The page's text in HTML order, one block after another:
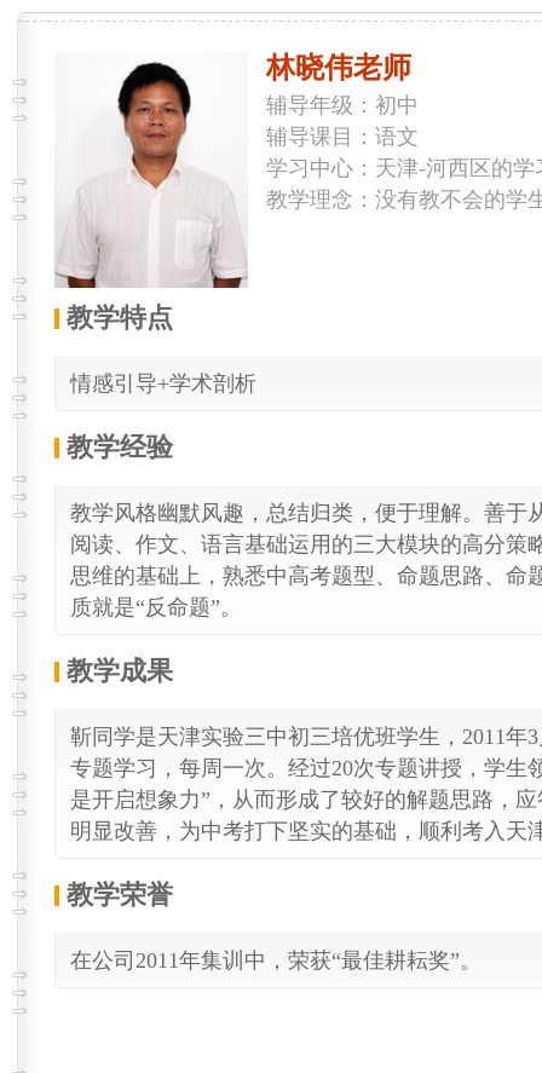
林晓伟老师
辅导年级：初中
辅导课目：语文
学习中心：天津-河西区的学
教学理念：没有教不会的学
教学特点
情感引导+学术剖析
教学经验
教学风格幽默风趣，总结归类，便于理解。善于
阅读、作文、语言基础运用的三大模块的高分策
思维的基础上，熟悉中高考题型、命题思路、命
质就是“反命题”。
教学成果
靳同学是天津实验三中初三培优班学生，2011年
专题学习，每周一次。经过20次专题讲授，学生
是开启想象力”，从而形成了较好的解题思路，
明显改善，为中考打下坚实的基础，顺利考入天
教学荣誉
在公司2011年集训中，荣获“最佳耕耘奖”。